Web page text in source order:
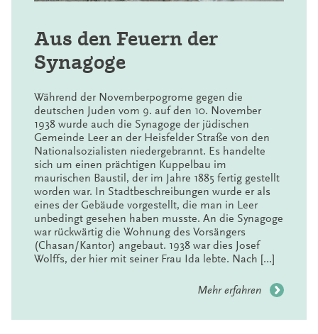
eigene Ausgrabungsprojekte an der Burgstelle
Borgholt und am Zisterzienserkloster Ihlow.
Neue Herausforderungen
Mit den achtziger Jahren veränderten sich allmählich
die Anforderungen an die Archäologie: Die
wirtschaftliche Entwicklung Ostfrieslands zog eine
zunehmende Veränderung der Region nach sich, die
sich vor allem in verstärkter Bauaktivität ausdrückte:
Wohn- und Gewerbegebiete, Straßen- und
Pipelinebau, Rohstoffentnahme von Sand, Kies, Klei
und Torf. Auf der Basis des erst 1978 in Kraft gesetzten
Niedersächsischen Denkmalschutzgesetzes rückten
nun Rettungsgrabungen auf Baustellen in den
Vordergrund des archäologischen Alltags. Die
systematische Feldbegehung kam so aus personellen
Gründen bald ganz zum Erliegen. Schließlich hatte
die Erschließung und Dokumentation der durch
Bautätigkeit akut gefährdeten Denkmalsubstanz
für ein archäologisches Fundstellenarchiv geschaffen,
Aus den Feuern der
Synagoge
Während der Novemberpogrome gegen die
deutschen Juden vom 9. auf den 10. November
1938 wurde auch die Synagoge der jüdischen
Gemeinde Leer an der Heisfelder Straße von den
Nationalsozialisten niedergebrannt. Es handelte
sich um einen prächtigen Kuppelbau im
maurischen Baustil, der im Jahre 1885 fertig gestellt
worden war. In Stadtbeschreibungen wurde er als
eines der Gebäude vorgestellt, die man in Leer
unbedingt gesehen haben musste. An die Synagoge
war rückwärtig die Wohnung des Vorsängers
(Chasan/Kantor) angebaut. 1938 war dies Josef
Wolffs, der hier mit seiner Frau Ida lebte. Nach […]
Mehr erfahren